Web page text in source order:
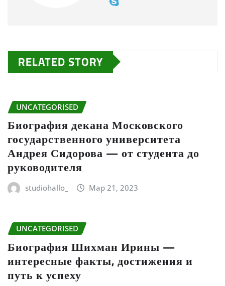
RELATED STORY
UNCATEGORISED
Биография декана Московского
государственного университета
Андрея Сидорова — от студента до
руководителя
studiohallo_ Мар 21, 2023
UNCATEGORISED
Биография Шихман Ирины —
интересные факты, достижения и
путь к успеху